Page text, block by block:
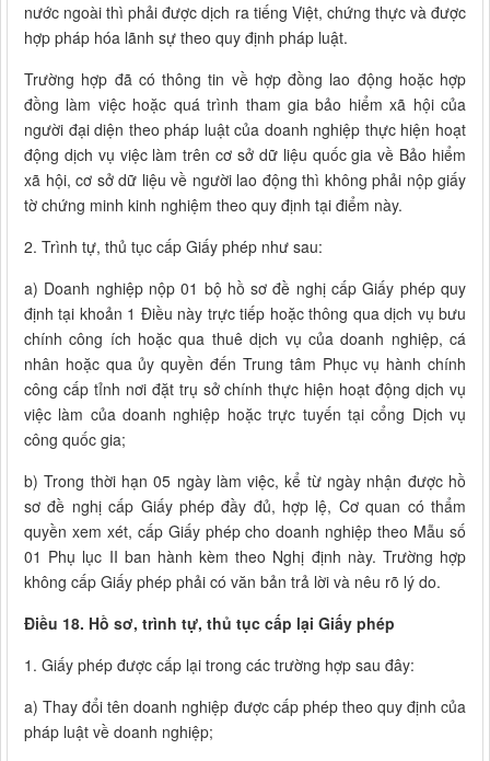
nước ngoài thì phải được dịch ra tiếng Việt, chứng thực và được
hợp pháp hóa lãnh sự theo quy định pháp luật.
Trường hợp đã có thông tin về hợp đồng lao động hoặc hợp
đồng làm việc hoặc quá trình tham gia bảo hiểm xã hội của
người đại diện theo pháp luật của doanh nghiệp thực hiện hoạt
động dịch vụ việc làm trên cơ sở dữ liệu quốc gia về Bảo hiểm
xã hội, cơ sở dữ liệu về người lao động thì không phải nộp giấy
tờ chứng minh kinh nghiệm theo quy định tại điểm này.
2. Trình tự, thủ tục cấp Giấy phép như sau:
a) Doanh nghiệp nộp 01 bộ hồ sơ đề nghị cấp Giấy phép quy
định tại khoản 1 Điều này trực tiếp hoặc thông qua dịch vụ bưu
chính công ích hoặc qua thuê dịch vụ của doanh nghiệp, cá
nhân hoặc qua ủy quyền đến Trung tâm Phục vụ hành chính
công cấp tỉnh nơi đặt trụ sở chính thực hiện hoạt động dịch vụ
việc làm của doanh nghiệp hoặc trực tuyến tại cổng Dịch vụ
công quốc gia;
b) Trong thời hạn 05 ngày làm việc, kể từ ngày nhận được hồ
sơ đề nghị cấp Giấy phép đầy đủ, hợp lệ, Cơ quan có thẩm
quyền xem xét, cấp Giấy phép cho doanh nghiệp theo Mẫu số
01 Phụ lục II ban hành kèm theo Nghị định này. Trường hợp
không cấp Giấy phép phải có văn bản trả lời và nêu rõ lý do.
Điều 18. Hồ sơ, trình tự, thủ tục cấp lại Giấy phép
1. Giấy phép được cấp lại trong các trường hợp sau đây:
a) Thay đổi tên doanh nghiệp được cấp phép theo quy định của
pháp luật về doanh nghiệp;